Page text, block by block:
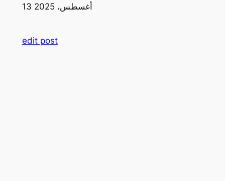
13 أغسطس، 2025
edit post